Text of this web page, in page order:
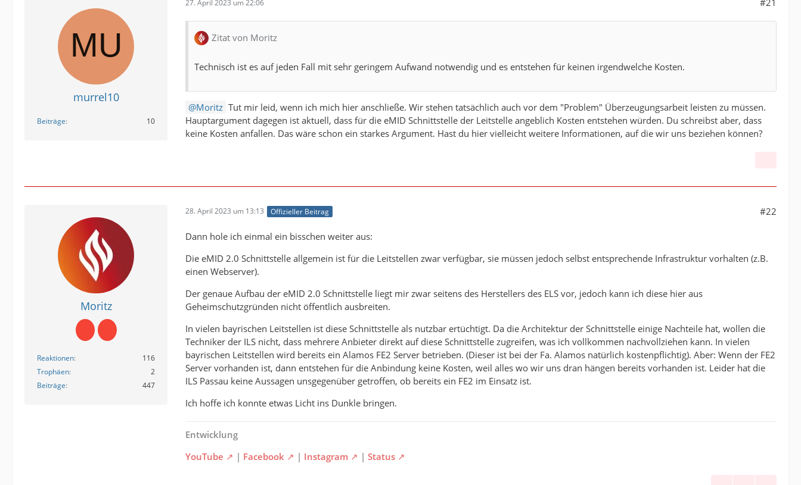
murrel10
Beiträge 10
27. April 2023 um 22:06 #21
Zitat von Moritz
Technisch ist es auf jeden Fall mit sehr geringem Aufwand notwendig und es entstehen für keinen irgendwelche Kosten.
Moritz Tut mir leid, wenn ich mich hier anschließe. Wir stehen tatsächlich auch vor dem "Problem" Überzeugungsarbeit leisten zu müssen.
Hauptargument dagegen ist aktuell, dass für die eMID Schnittstelle der Leitstelle angeblich Kosten entstehen würden. Du schreibst aber, dass
keine Kosten anfallen. Das wäre schon ein starkes Argument. Hast du hier vielleicht weitere Informationen, auf die wir uns beziehen können?
Moritz
Reaktionen
116
Trophäen
2
Beiträge
447
28. April 2023 um 13:13 Offizieller Beitrag #22
Dann hole ich einmal ein bisschen weiter aus:
Die eMID 2.0 Schnittstelle allgemein ist für die Leitstellen zwar verfügbar, sie müssen jedoch selbst entsprechende Infrastruktur vorhalten (z.B.
einen Webserver).
Der genaue Aufbau der eMID 2.0 Schnittstelle liegt mir zwar seitens des Herstellers des ELS vor, jedoch kann ich diese hier aus
Geheimschutzgründen nicht öffentlich ausbreiten.
In vielen bayrischen Leitstellen ist diese Schnittstelle als nutzbar ertüchtigt. Da die Architektur der Schnittstelle einige Nachteile hat, wollen die
Techniker der ILS nicht, dass mehrere Anbieter direkt auf diese Schnittstelle zugreifen, was ich vollkommen nachvollziehen kann. In vielen
bayrischen Leitstellen wird bereits ein Alamos FE2 Server betrieben. (Dieser ist bei der Fa. Alamos natürlich kostenpflichtig). Aber: Wenn der FE2
Server vorhanden ist, dann entstehen für die Anbindung keine Kosten, weil alles wo wir uns dran hängen bereits vorhanden ist. Leider hat die
ILS Passau keine Aussagen unsgegenüber getroffen, ob bereits ein FE2 im Einsatz ist.
Ich hoffe ich konnte etwas Licht ins Dunkle bringen.
Entwicklung
YouTube
| Facebook | Instagram | Status